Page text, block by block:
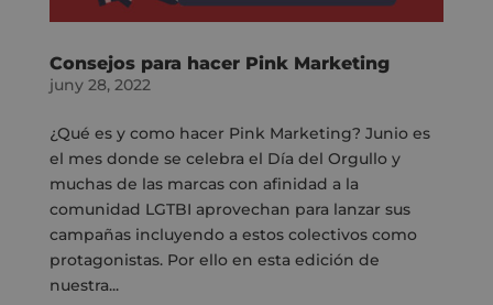
Consejos para hacer Pink Marketing
juny 28, 2022
¿Qué es y como hacer Pink Marketing? Junio es
el mes donde se celebra el Día del Orgullo y
muchas de las marcas con afinidad a la
comunidad LGTBI aprovechan para lanzar sus
campañas incluyendo a estos colectivos como
protagonistas. Por ello en esta edición de
nuestra...